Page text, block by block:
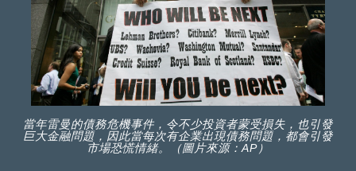
當年雷曼的債務危機事件，令不少投資者蒙受損失，也引發
巨大金融問題，因此當每次有企業出現債務問題，都會引發
市場恐慌情緒。（圖片來源：AP）